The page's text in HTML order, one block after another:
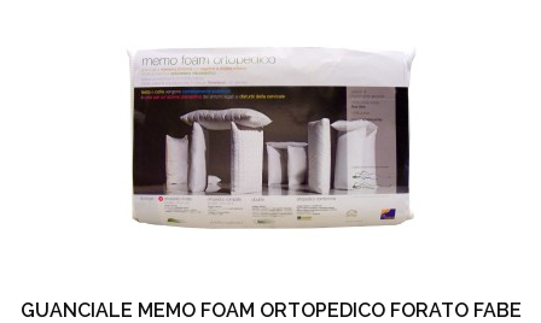
GUANCIALE MEMO FOAM ORTOPEDICO FORATO FABE